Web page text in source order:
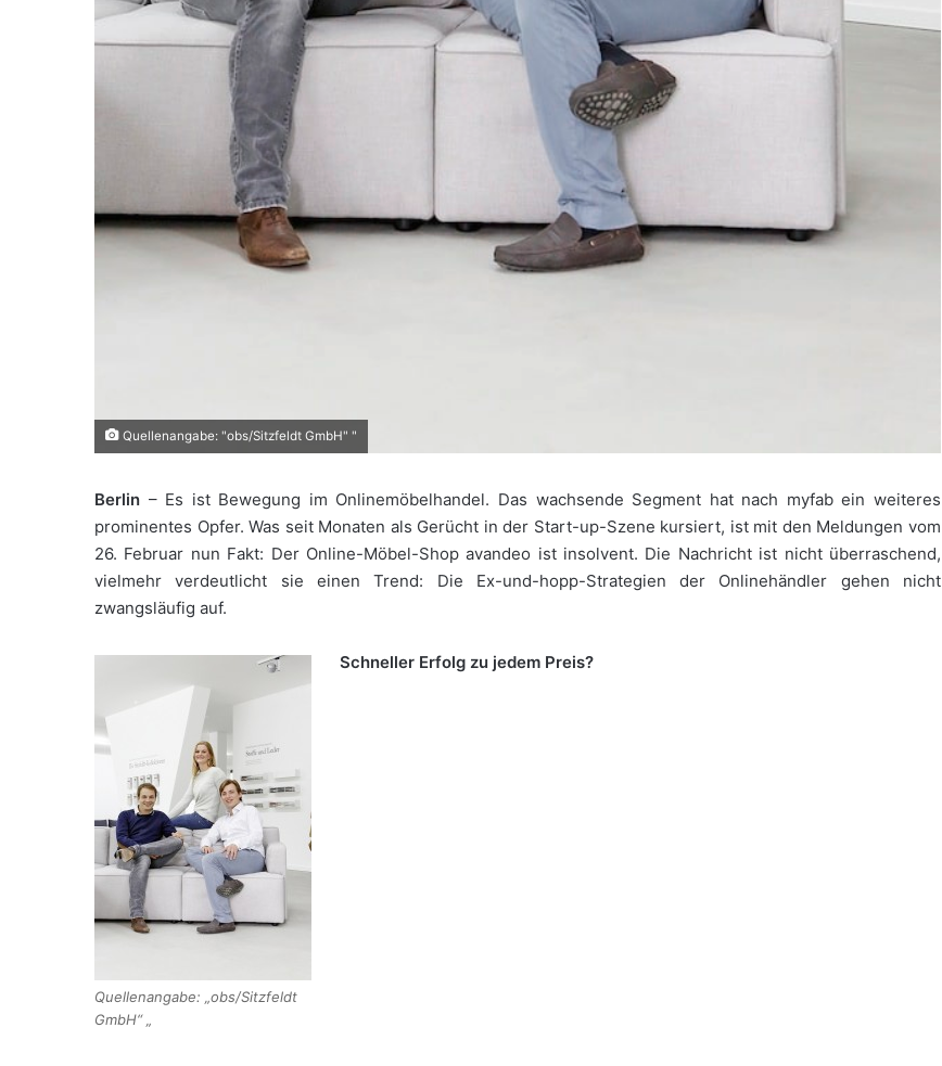
Quellenangabe: "obs/Sitzfeldt GmbH" "
Berlin – Es ist Bewegung im Onlinemöbelhandel. Das wachsende Segment hat nach myfab ein weiteres
prominentes Opfer. Was seit Monaten als Gerücht in der Start-up-Szene kursiert, ist mit den Meldungen vom
26. Februar nun Fakt: Der Online-Möbel-Shop avandeo ist insolvent. Die Nachricht ist nicht überraschend,
vielmehr verdeutlicht sie einen Trend: Die Ex-und-hopp-Strategien der Onlinehändler gehen nicht
zwangsläufig auf.
Quellenangabe: „obs/Sitzfeldt
GmbH“ „
Schneller Erfolg zu jedem Preis?